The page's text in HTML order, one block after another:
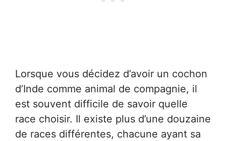
Lorsque vous décidez d’avoir un cochon
d’Inde comme animal de compagnie, il
est souvent difficile de savoir quelle
race choisir. Il existe plus d’une douzaine
de races différentes, chacune ayant sa